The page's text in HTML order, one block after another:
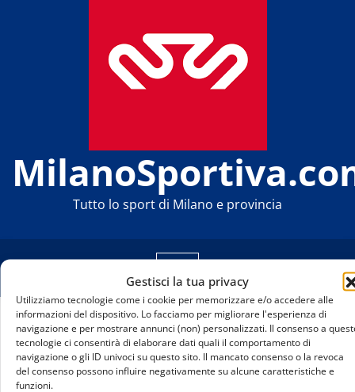
Gestisci la tua privacy
Utilizziamo tecnologie come i cookie per memorizzare e/o accedere alle
informazioni del dispositivo. Lo facciamo per migliorare l'esperienza di
navigazione e per mostrare annunci (non) personalizzati. Il consenso a
tecnologie ci consentirà di elaborare dati quali il comportamento di
navigazione o gli ID univoci su questo sito. Il mancato consenso o la revoca
del consenso possono influire negativamente su alcune caratteristiche e
funzioni.
Tutto lo sport di Milano e provincia
Home
Tinara Moore confermata al Geas Basket: la stella
sotto canestro resta in rossonero